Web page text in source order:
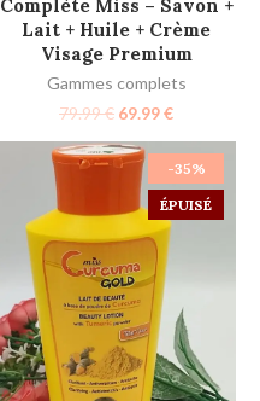
Complète Miss – Savon +
Lait + Huile + Crème
Visage Premium
Gammes complets
79.99€ 69.99€
-35%
ÉPUISÉ